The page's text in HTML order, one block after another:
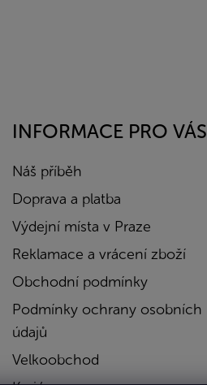
INFORMACE PRO VÁS
Náš příběh
Doprava a platba
Výdejní místa v Praze
Reklamace a vrácení zboží
Obchodní podmínky
Podmínky ochrany osobních
údajů
Velkoobchod